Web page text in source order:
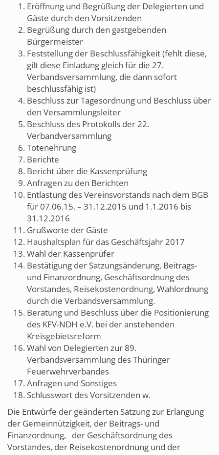
Eröffnung und Begrüßung der Delegierten und
Gäste durch den Vorsitzenden
Begrüßung durch den gastgebenden
Bürgermeister
Feststellung der Beschlussfähigkeit (fehlt diese,
gilt diese Einladung gleich für die 27.
Verbandsversammlung, die dann sofort
beschlussfähig ist)
Beschluss zur Tagesordnung und Beschluss über
den Versammlungsleiter
Beschluss des Protokolls der 22.
Verbandversammlung
Totenehrung
Berichte
Bericht über die Kassenprüfung
Anfragen zu den Berichten
Entlastung des Vereinsvorstands nach dem BGB
für 07.06.15. – 31.12.2015 und 1.1.2016 bis
31.12.2016
Grußworte der Gäste
Haushaltsplan für das Geschäftsjahr 2017
Wahl der Kassenprüfer
Bestätigung der Satzungsänderung, Beitrags-
und Finanzordnung, Geschäftsordnung des
Vorstandes, Reisekostenordnung, Wahlordnung
durch die Verbandsversammlung.
Beratung und Beschluss über die Positionierung
des KFV-NDH e.V. bei der anstehenden
Kreisgebietsreform
Wahl von Delegierten zur 89.
Verbandsversammlung des Thüringer
Feuerwehrverbandes
Anfragen und Sonstiges
Schlusswort des Vorsitzenden w.
Die Entwürfe der geänderten Satzung zur Erlangung
der Gemeinnützigkeit, der Beitrags- und
Finanzordnung, der Geschäftsordnung des
Vorstandes, der Reisekostenordnung und der